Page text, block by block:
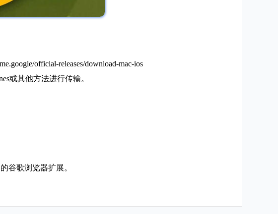
official-releases/download-mac-ios
或其他方法进行传输。
谷歌浏览器扩展。